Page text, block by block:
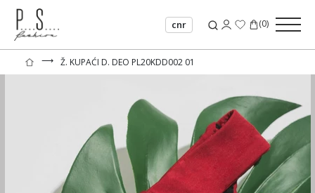
cnr (0)
⟶ Ž. KUPAĆI D. DEO PL20KDD002 01